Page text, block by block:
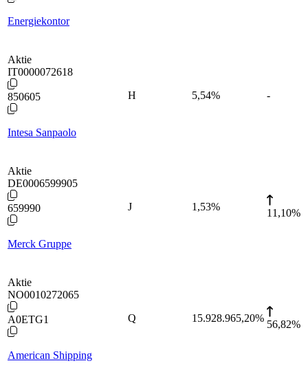
Energiekontor
Aktie
IT0000072618
850605
Intesa Sanpaolo
H 5,54% -
Aktie
DE0006599905
659990
Merck Gruppe
J 1,53%
11,10%
Aktie
NO0010272065
A0ETG1
American Shipping
Q 15.928.965,20%
56,82%